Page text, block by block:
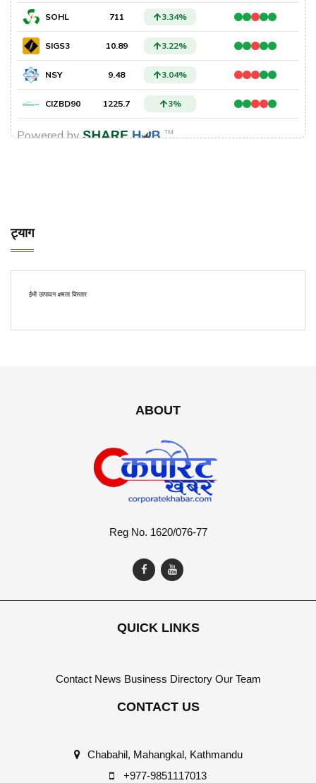
ट्याग
ईभी उत्पादन क्षमता विस्तार
ABOUT
Reg No. 1620/076-77
QUICK LINKS
Contact News Business Directory Our Team
CONTACT US
Chabahil, Mahangkal, Kathmandu
+977-9851117013